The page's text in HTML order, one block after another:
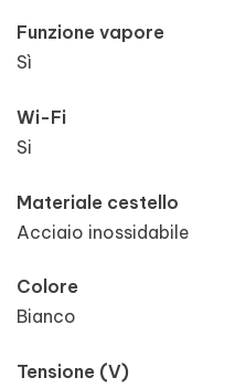
Funzione vapore
Sì
Wi-Fi
Si
Materiale cestello
Acciaio inossidabile
Colore
Bianco
Tensione (V)